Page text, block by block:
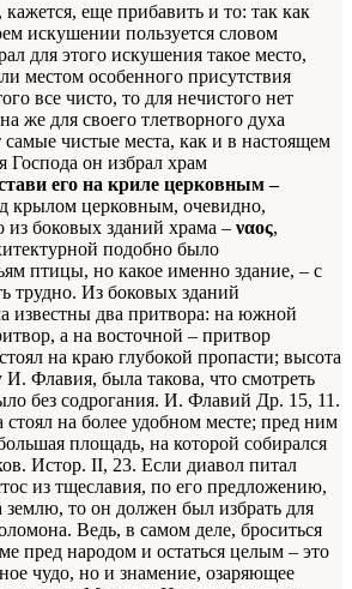
еще прибавить и то: так как
искушении пользуется словом
для этого искушения такое место,
местом особенного присутствия
все чисто, то для нечистого нет
же для своего тлетворного духа
самые чистые места, как и в настоящем
Господа он избрал храм
его на криле церковным –
крылом церковным, очевидно,
из боковых зданий храма – ναος,
подобно было
птицы, но какое именно здание, – с
трудно. Из боковых зданий
известны два притвора: на южной
а на восточной – притвор
на краю глубокой пропасти; высота
И. Флавия, была такова, что смотреть
без содрогания. И. Флавий Др. 15, 11.
на более удобном месте; пред ним
площадь, на которой собирался
Истор. II, 23. Если диавол питал
из тщеславия, по его предложению,
землю, то он должен был избрать для
Ведь, в самом деле, броситься
пред народом и остаться целым – это
чудо, но и знамение, озаряющее